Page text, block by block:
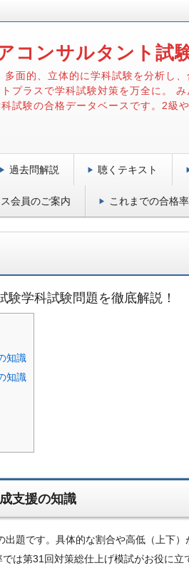
コンサルタント試
面的、立体的に学科試験を分析し
プラスで学科試験対策を万全に。
試験の合格データベースです。2級
過去問解説 聴くテキスト
会員のご案内 これまでの合格率
学科試験問題を徹底解説！
知識
知識
支援の知識
出題です。具体的な割合や高低（上下）
は第31回対策総仕上げ模試がお役に立